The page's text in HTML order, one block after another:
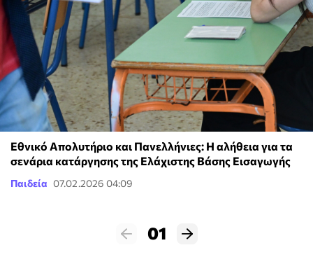
Εθνικό Απολυτήριο και Πανελλήνιες: Η αλήθεια για τα
σενάρια κατάργησης της Ελάχιστης Βάσης Εισαγωγής
Παιδεία 07.02.2026 04:09
01